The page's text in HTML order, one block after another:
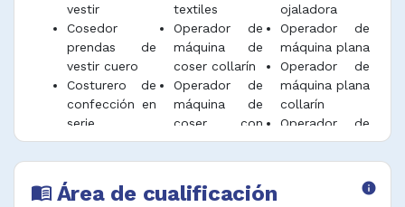
vestir
Cosedor
prendas de
vestir cuero
Costurero de
confección en
serie
Empretinador
de confección
Fileteador
confección
textiles
Operador de
máquina de
coser collarín
Operador de
máquina de
coser con
doble aguja
Operador de
coser cuero
ojaladora
Operador de
máquina plana
Operador de
máquina plana
collarín
Operador de
máquina plana
de confección
Operador de
máquina plana
menu_book Área de cualificación info